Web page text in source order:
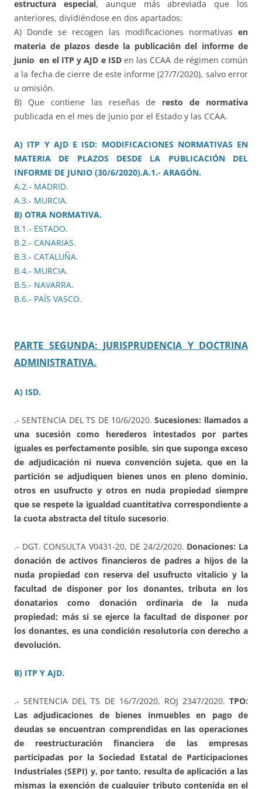
estructura especial, aunque más abreviada que los
anteriores, dividiéndose en dos apartados:
A) Donde se recogen las modificaciones normativas en
materia de plazos desde la publicación del informe de
junio en el ITP y AJD e ISDen las CCAA de régimen común
a la fecha de cierre de este informe (27/7/2020), salvo error
u omisión.
B) Que contiene las reseñas de resto de normativa
publicada en el mes de junio por el Estado y las CCAA.
A) ITP Y AJD E ISD: MODIFICACIONES NORMATIVAS EN
MATERIA DE PLAZOS DESDE LA PUBLICACIÓN DEL
INFORME DE JUNIO (30/6/2020).A.1.- ARAGÓN.
A.2.- MADRID.
A.3.- MURCIA.
B) OTRA NORMATIVA.
B.1.- ESTADO.
B.2.- CANARIAS.
B.3.- CATALUÑA.
B.4.- MURCIA.
B.5.- NAVARRA.
B.6.- PAÍS VASCO.
PARTE SEGUNDA: JURISPRUDENCIA Y DOCTRINA
ADMINISTRATIVA.
A) ISD.
.- SENTENCIA DEL TS DE 10/6/2020.Sucesiones: llamados a
una sucesión como herederos intestados por partes
iguales es perfectamente posible, sin que suponga exceso
de adjudicación ni nueva convención sujeta, que en la
partición se adjudiquen bienes unos en pleno dominio,
otros en usufructo y otros en nuda propiedad siempre
que se respete la igualdad cuantitativa correspondiente a
la cuota abstracta del título sucesorio.
.- DGT. CONSULTA V0431-20, DE 24/2/2020. Donaciones: La
donación de activos financieros de padres a hijos de la
nuda propiedad con reserva del usufructo vitalicio y la
facultad de disponer por los donantes, tributa en los
donatarios como donación ordinaria de la nuda
propiedad; más si se ejerce la facultad de disponer por
los donantes, es una condición resolutoria con derecho a
devolución.
B) ITP Y AJD.
.- SENTENCIA DEL TS DE 16/7/2020, ROJ 2347/2020. TPO:
Las adjudicaciones de bienes inmuebles en pago de
deudas se encuentran comprendidas en las operaciones
de reestructuración financiera de las empresas
participadas por la Sociedad Estatal de Participaciones
Industriales (SEPI) y, por tanto, resulta de aplicación a las
mismas la exención de cualquier tributo contenida en el